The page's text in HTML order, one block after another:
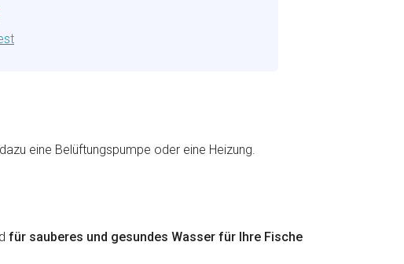
eine Belüftungspumpe oder eine Heizung.
für sauberes und gesundes Wasser für Ihre Fische